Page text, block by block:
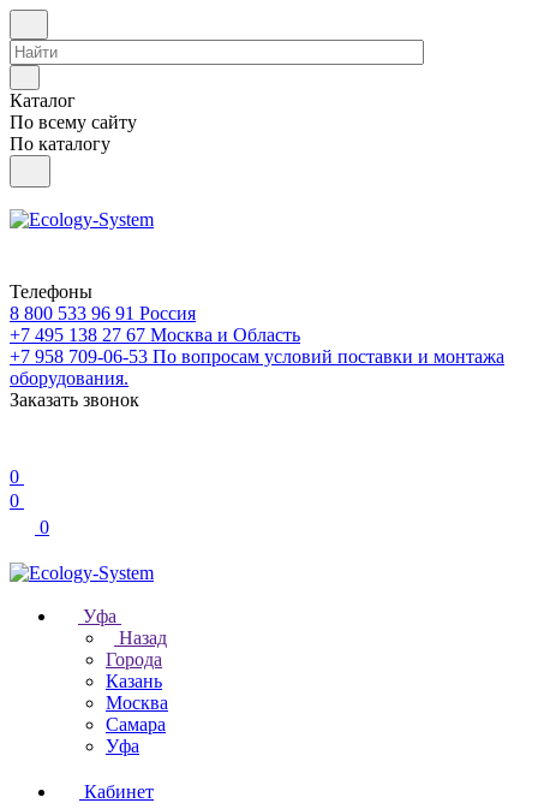
Каталог
По всему сайту
По каталогу
Телефоны
8 800 533 96 91 Россия
+7 495 138 27 67 Москва и Область
+7 958 709-06-53 По вопросам условий поставки и монтажа
оборудования.
Заказать звонок
0
0
0
Уфа
Назад
Города
Казань
Москва
Самара
Уфа
Кабинет